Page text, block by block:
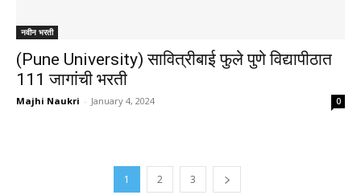
नवीन भरती
(Pune University) सावित्रीबाई फुले पुणे विद्यापीठात
111 जागांची भरती
Majhi Naukri - January 4, 2024 0
1 2 3